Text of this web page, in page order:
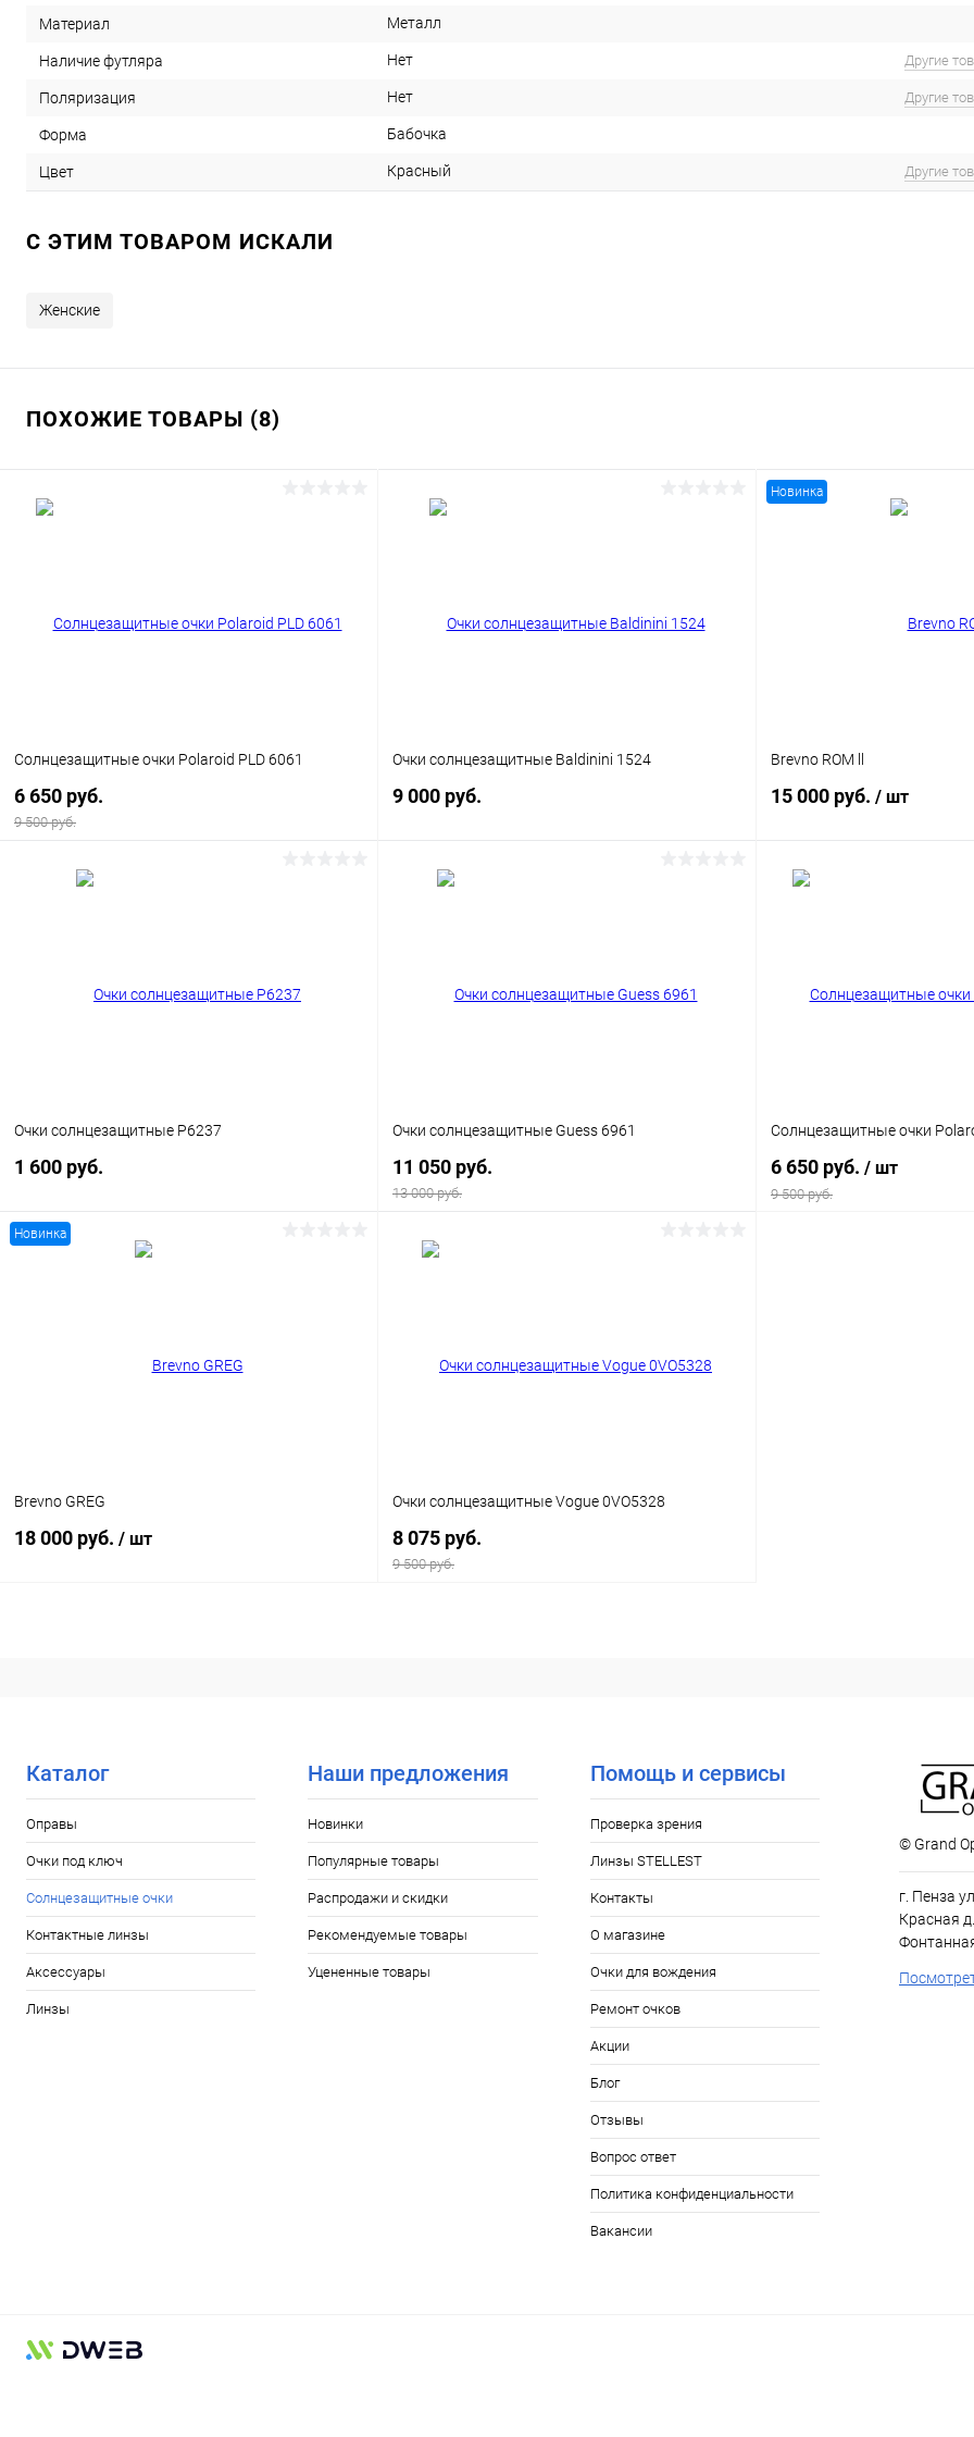
Материал Металл
Наличие футляра Нет Другие
Поляризация Нет Другие
Форма Бабочка
Цвет Красный Другие
C ЭТИМ ТОВАРОМ ИСКАЛИ
Женские
ПОХОЖИЕ ТОВАРЫ (8)
Солнцезащитные очки Polaroid PLD 6061
6 650 руб.
9 500 руб.
Очки солнцезащитные Baldinini 1524
9 000 руб.
Новинка
Brevno ROM ll
15 000 руб. / шт
Очки солнцезащитные P6237
1 600 руб.
Очки солнцезащитные Guess 6961
11 050 руб.
13 000 руб.
Солнцезащитные очки
6 650 руб. / шт
9 500 руб.
Новинка
Brevno GREG
18 000 руб. / шт
Очки солнцезащитные Vogue 0VO5328
8 075 руб.
9 500 руб.
Каталог
Оправы
Очки под ключ
Солнцезащитные очки
Контактные линзы
Аксессуары
Линзы
Наши предложения
Новинки
Популярные товары
Распродажи и скидки
Рекомендуемые товары
Уцененные товары
Помощь и сервисы
Проверка зрения
Линзы STELLEST
Контакты
О магазине
Очки для вождения
Ремонт очков
Акции
Блог
Отзывы
Вопрос ответ
Политика конфиденциальности
Вакансии
© Grand
г. Пенза
Красная